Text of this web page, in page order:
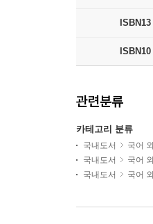
ISBN13
ISBN10
관련분류
카테고리 분류
국내도서 국어
국내도서
국어
국내도서
국어